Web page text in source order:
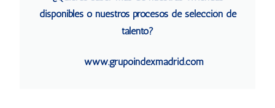
disponibles o nuestros procesos de selección de
talento?
www.grupoindexmadrid.com